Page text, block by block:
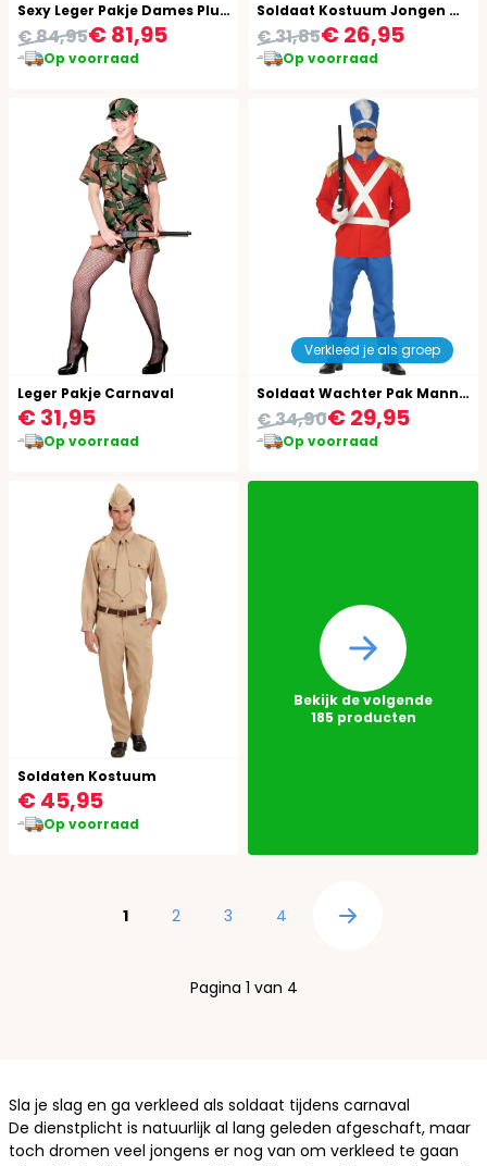
Sexy Leger Pakje Dames Plus Size
€ 81,95
€ 84,95
Op voorraad
Soldaat Kostuum Jongen Camouflage 14-16 Jaar
€ 26,95
€ 31,85
Op voorraad
Leger Pakje Carnaval
€ 31,95
Op voorraad
Verkleed je als groep
Soldaat Wachter Pak Mannen
€ 29,95
€ 34,90
Op voorraad
Soldaten Kostuum
€ 45,95
Op voorraad
Bekijk de volgende
185 producten
U lees momenteel pagina
1 Pagina
2 Pagina
3 Pagina
4 Pagina
Pagina 1 van 4
Sla je slag en ga verkleed als soldaat tijdens carnaval
De dienstplicht is natuurlijk al lang geleden afgeschaft, maar
toch dromen veel jongens er nog van om verkleed te gaan